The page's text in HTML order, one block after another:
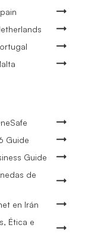
Guide
Guide
de
en Irán
Ética e